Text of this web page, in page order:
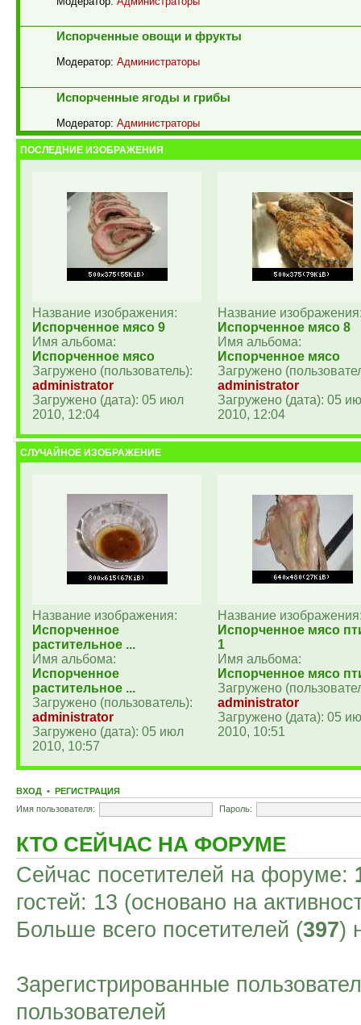
Испорченные овощи и фрукты
Модератор: Администраторы
Испорченные ягоды и грибы
Модератор: Администраторы
ПОСЛЕДНИЕ ИЗОБРАЖЕНИЯ
Название изображения:
Испорченное мясо 9
Имя альбома:
Испорченное мясо
Загружено (пользователь):
administrator
Загружено (дата): 05 июл
2010, 12:04
Название
Испорченное мясо 8
Имя альбома:
Испорченное мясо
Загружено
administrator
Загружено (дата): 05
2010, 12:04
СЛУЧАЙНОЕ ИЗОБРАЖЕНИЕ
Название изображения:
Испорченное
растительное ...
Имя альбома:
Испорченное
растительное ...
Загружено (пользователь):
administrator
Загружено (дата): 05 июл
2010, 10:57
Название
Испорченное мясо
1
Имя альбома:
Испорченное мясо
Загружено
administrator
Загружено (дата): 05
2010, 10:51
ВХОД • РЕГИСТРАЦИЯ
Имя пользователя:
Пароль:
КТО СЕЙЧАС НА ФОРУМЕ
Сейчас посетителей на форуме:
гостей: 13 (основано на
Больше всего посетителей (397)
Зарегистрированные
пользователей